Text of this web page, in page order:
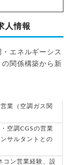
人情報
エネルギーシス
関係構築から新
業（空調ガス関
空調CGSの営業
サルタントとの
コン営業経験、設